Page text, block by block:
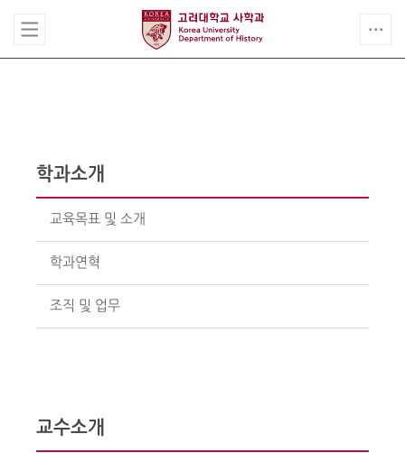
학과소개
교육목표 및 소개
학과연혁
조직 및 업무
교수소개